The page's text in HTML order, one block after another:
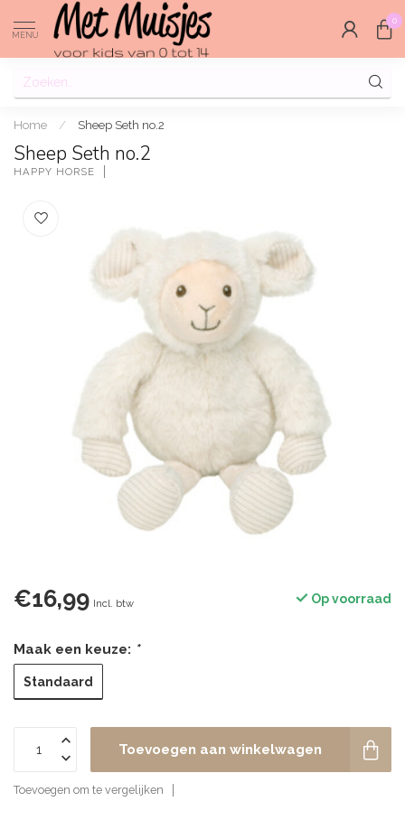
MENU
0
Home / Sheep Seth no.2
Sheep Seth no.2
HAPPY HORSE
€16,99 Incl. btw Op voorraad
Maak een keuze: *
Standaard
Toevoegen aan winkelwagen
Toevoegen om te vergelijken